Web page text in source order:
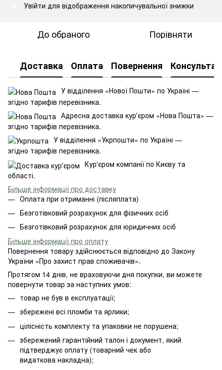
Увійти для відображення накопичувальної знижки
До обраного Порівняти
Доставка Оплата Повернення
У відділення «Нової Пошти» по Україні —
згідно тарифів перевізника.
Адресна доставка курʼєром «Нова Пошта» —
згідно тарифів перевізника.
У відділення «Укрпошти» по Україні —
згідно тарифів перевізника.
Кур'єром компанії по Києву та
області.
Більше інформації про доставку
Оплата при отриманні (післяплата)
Безготівковий розрахунок для фізичних осіб
Безготівковий розрахунок для юридичних осіб
Більше інформації про оплату
Повернення товару здійснюється відповідно до Закону
України «Про захист прав споживачів».
Протягом 14 днів, не враховуючи дня покупки, ви можете
повернути товар за наступних умов:
товар не був в експлуатації;
збережені всі пломби та ярлики;
цілісність комплекту та упаковки не порушена;
збережений гарантійний талон і документ, який
підтверджує оплату (товарний чек або
видаткова накладна);